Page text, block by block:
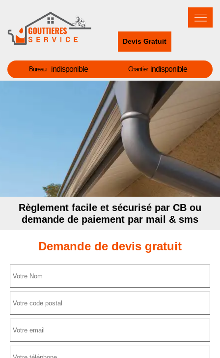
Devis Gratuit
Bureau indisponible Chantier indisponible
Règlement facile et sécurisé par CB ou
demande de paiement par mail & sms
Demande de devis gratuit